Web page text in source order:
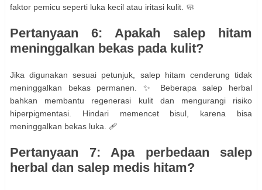
faktor pemicu seperti luka kecil atau iritasi kulit. 🧼
Pertanyaan 6: Apakah salep hitam
meninggalkan bekas pada kulit?
Jika digunakan sesuai petunjuk, salep hitam cenderung tidak
meninggalkan bekas permanen. ✨ Beberapa salep herbal
bahkan membantu regenerasi kulit dan mengurangi risiko
hiperpigmentasi. Hindari memencet bisul, karena bisa
meninggalkan bekas luka. 🩹
Pertanyaan 7: Apa perbedaan salep
herbal dan salep medis hitam?